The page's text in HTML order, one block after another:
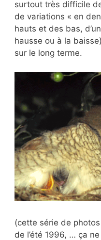
surtout très difficile
de variations « en
hauts et des bas,
hausse ou à la
sur le long terme.
(cette série de
de l’été 1996, … ça